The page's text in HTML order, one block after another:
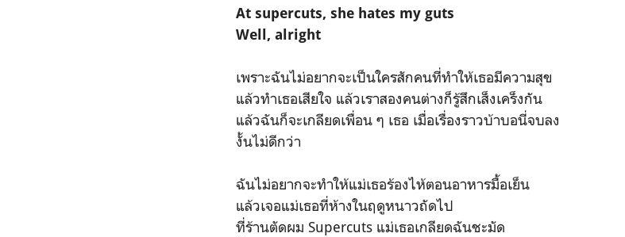
At supercuts, she hates my guts
Well, alright
เพราะฉันไม่อยากจะเป็นใครสักคนที่ทำให้เธอมีความสุข
แล้วทำเธอเสียใจ แล้วเราสองคนต่างก็รู้สึกเส็งเคร็งกัน
แล้วฉันก็จะเกลียดเพื่อน ๆ เธอ เมื่อเรื่องราวบ้าบอนี่จบลง
งั้นไม่ดีกว่า
ฉันไม่อยากจะทำให้แม่เธอร้องไห้ตอนอาหารมื้อเย็น
แล้วเจอแม่เธอที่ห้างในฤดูหนาวถัดไป
ที่ร้านตัดผม Supercuts แม่เธอเกลียดฉันชะมัด